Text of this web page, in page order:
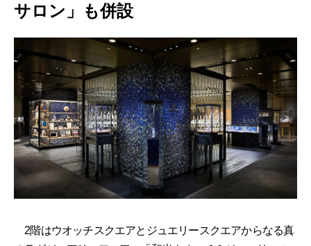
サロン」も併設
2階はウオッチスクエアとジュエリースクエアからなる真